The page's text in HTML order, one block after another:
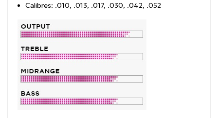
Calibres: .010, .013, .017, .030, .042, .052